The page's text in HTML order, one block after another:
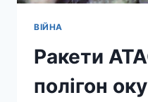
ВІЙНА
Ракети
полігон